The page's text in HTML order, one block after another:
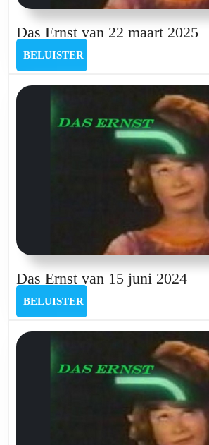
Das Ernst van 22 maart 2025
BELUISTER
Das Ernst van 15 juni 2024Das
15
BELUISTER